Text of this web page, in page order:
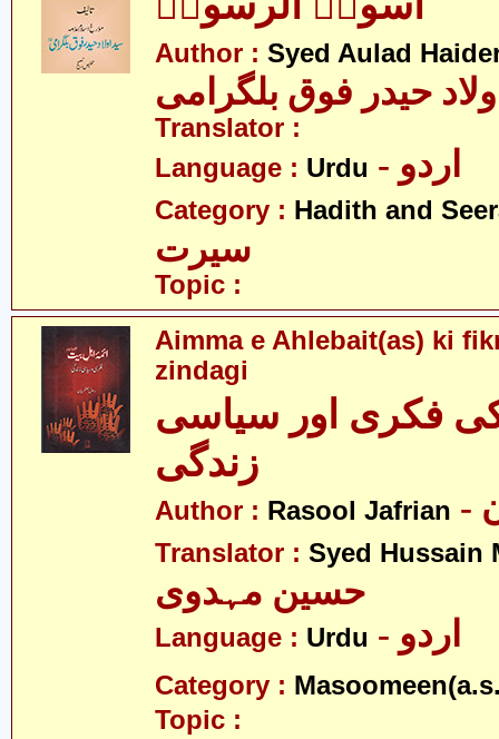
Author : Syed Aulad
حیدر فوق بلگرامی
Translator :
Language : Urdu - اردو
Category : Hadith and
سیرت
Topic :
Aimma e Ahlebait(as) ki
zindagi
کی فکری اور سیاسی
زندگی
Author : Rasool Jafrian
Translator : Syed Hussain
حسین مہدوی
Language : Urdu - اردو
Category :
Topic :